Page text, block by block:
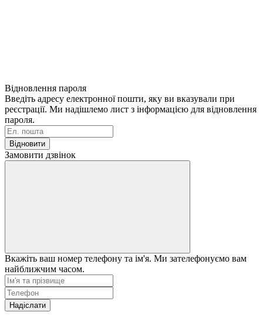
Відновлення пароля
Введіть адресу електронної пошти, яку ви вказували при
реєстрації. Ми надішлемо лист з інформацією для відновлення
пароля.
Відновити
Замовити дзвінок
Вкажіть ваш номер телефону та ім'я. Ми зателефонуємо вам
найближчим часом.
Надіслати